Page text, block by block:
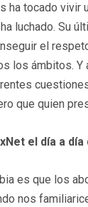
ha tocado
luchado. Su
el
los ámbitos.
que quien
el día a día
es que los
nos